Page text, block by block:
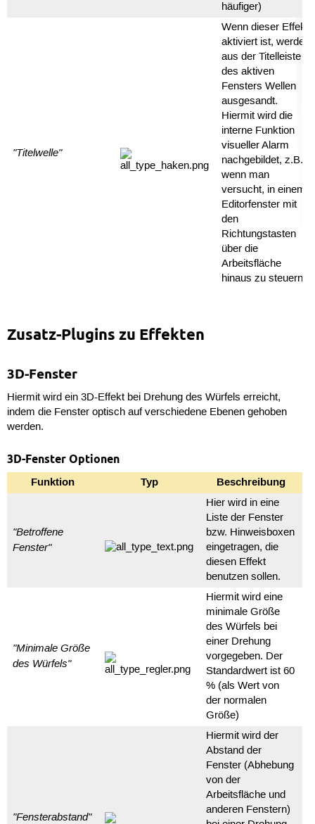
häufiger)
"Titelwelle"
Wenn dieser Effekt
aktiviert ist, werden
aus der Titelleiste
des aktiven
Fensters Wellen
ausgesandt.
Hiermit wird die
interne Funktion
visueller Alarm
nachgebildet, z.B.:
wenn man
versucht, in einem
Editorfenster mit
den
Richtungstasten
über die
Arbeitsfläche
hinaus zu steuern.
Zusatz-Plugins zu Effekten
3D-Fenster
Hiermit wird ein 3D-Effekt bei Drehung des Würfels erreicht,
indem die Fenster optisch auf verschiedene Ebenen gehoben
werden.
3D-Fenster Optionen
Funktion
Typ Beschreibung
"Betroffene
Fenster"
Hier wird in eine
Liste der Fenster
bzw. Hinweisboxen
eingetragen, die
diesen Effekt
benutzen sollen.
"Minimale Größe
des Würfels"
Hiermit wird eine
minimale Größe
des Würfels bei
einer Drehung
vorgegeben. Der
Standardwert ist 60
% (als Wert von
der normalen
Größe)
"Fensterabstand"
Hiermit wird der
Abstand der
Fenster (Abhebung
von der
Arbeitsfläche und
anderen Fenstern)